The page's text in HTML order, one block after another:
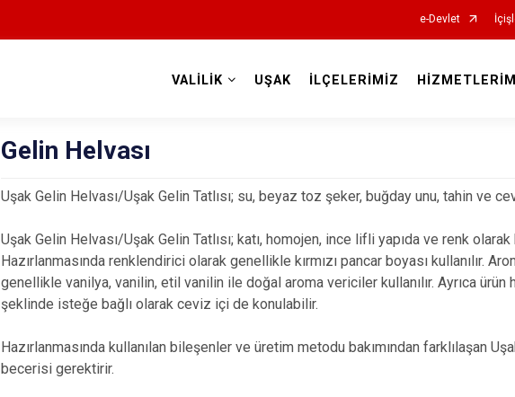
e-Devlet
VALİLİK UŞAK İLÇELERİMİZ
Gelin Helvası
Uşak Gelin Helvası/Uşak Gelin Tatlısı; su, beyaz toz şeker, buğday unu, tahin ve
Uşak Gelin Helvası/Uşak Gelin Tatlısı; katı, homojen, ince lifli yapıda ve renk olarak
Hazırlanmasında renklendirici olarak genellikle kırmızı pancar boyası kullanılır.
genellikle vanilya, vanilin, etil vanilin ile doğal aroma vericiler kullanılır. Ayrıca
şeklinde isteğe bağlı olarak ceviz içi de konulabilir.
Hazırlanmasında kullanılan bileşenler ve üretim metodu bakımından farklılaşan
becerisi gerektirir.